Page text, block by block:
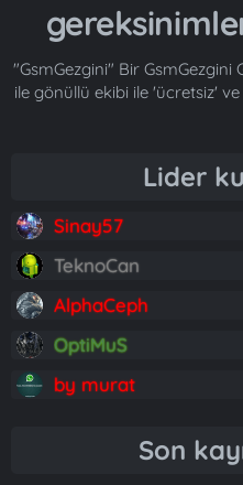
"GsmGezgini" Bir
ile gönüllü ekibi ile 'ücretsiz' ve
Lider
Sinay57
TeknoCan
AlphaCeph
OptiMuS
by murat
Son